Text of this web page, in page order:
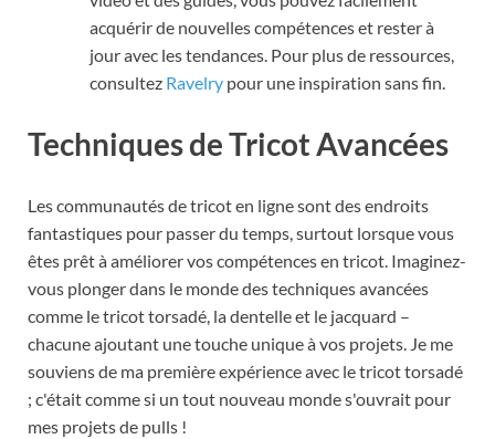
acquérir de nouvelles compétences et rester à
jour avec les tendances. Pour plus de ressources,
consultez Ravelry pour une inspiration sans fin.
Techniques de Tricot Avancées
Les communautés de tricot en ligne sont des endroits
fantastiques pour passer du temps, surtout lorsque vous
êtes prêt à améliorer vos compétences en tricot. Imaginez-
vous plonger dans le monde des techniques avancées
comme le tricot torsadé, la dentelle et le jacquard –
chacune ajoutant une touche unique à vos projets. Je me
souviens de ma première expérience avec le tricot torsadé
; c'était comme si un tout nouveau monde s'ouvrait pour
mes projets de pulls !